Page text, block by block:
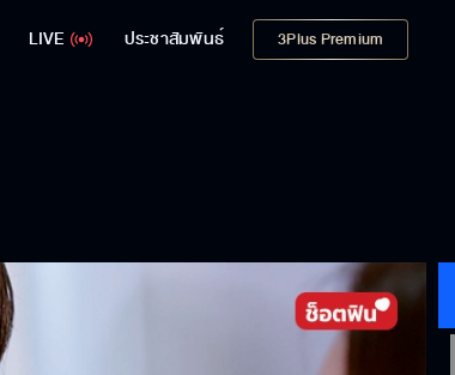
LIVE ประชาสัมพันธ์ 3Plus Premium